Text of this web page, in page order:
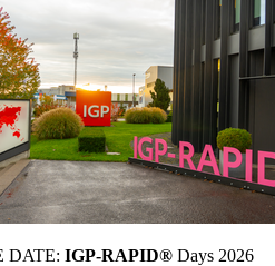
DATE: IGP-RAPID® Days 2026